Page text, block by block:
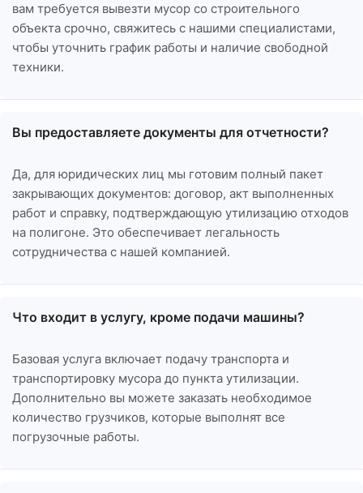
вам требуется вывезти мусор со строительного
объекта срочно, свяжитесь с нашими специалистами,
чтобы уточнить график работы и наличие свободной
техники.
Вы предоставляете документы для отчетности?
Да, для юридических лиц мы готовим полный пакет
закрывающих документов: договор, акт выполненных
работ и справку, подтверждающую утилизацию отходов
на полигоне. Это обеспечивает легальность
сотрудничества с нашей компанией.
Что входит в услугу, кроме подачи машины?
Базовая услуга включает подачу транспорта и
транспортировку мусора до пункта утилизации.
Дополнительно вы можете заказать необходимое
количество грузчиков, которые выполнят все
погрузочные работы.